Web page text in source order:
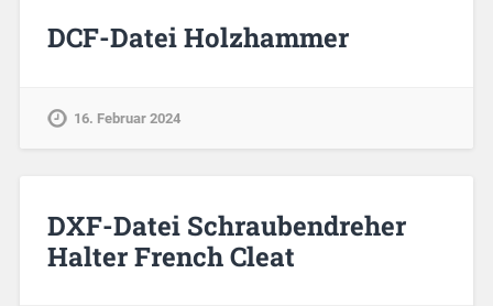
DCF-Datei Holzhammer
16. Februar 2024
DXF-Datei Schraubendreher
Halter French Cleat